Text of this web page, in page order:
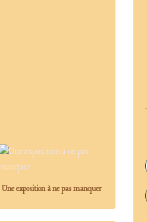
Une exposition à ne pas manquer